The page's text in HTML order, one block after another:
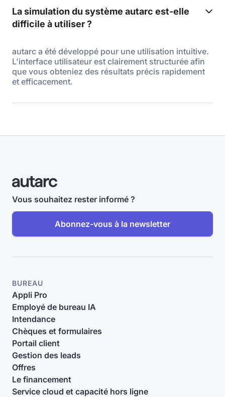
La simulation du système autarc est-elle
difficile à utiliser ?
autarc a été développé pour une utilisation intuitive.
L'interface utilisateur est clairement structurée afin
que vous obteniez des résultats précis rapidement
et efficacement.
Vous souhaitez rester informé ?
Abonnez-vous à la newsletter
BUREAU
Appli Pro
Employé de bureau IA
Intendance
Chèques et formulaires
Portail client
Gestion des leads
Offres
Le financement
Service cloud et capacité hors ligne